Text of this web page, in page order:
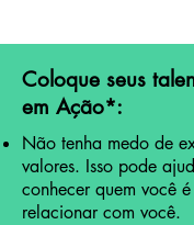
Coloque seus
em Ação*:
Não tenha medo de
valores. Isso pode
conhecer quem você
relacionar com você.